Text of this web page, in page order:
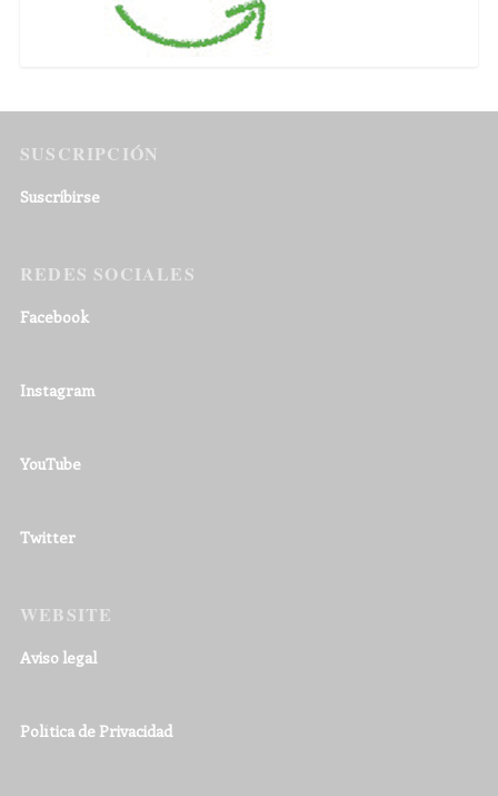
SUSCRIPCIÓN
Suscribirse
REDES SOCIALES
Facebook
Instagram
YouTube
Twitter
WEBSITE
Aviso legal
Política de Privacidad